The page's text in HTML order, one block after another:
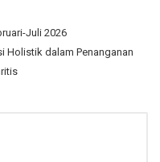
Juli 2026
Holistik dalam Penanganan